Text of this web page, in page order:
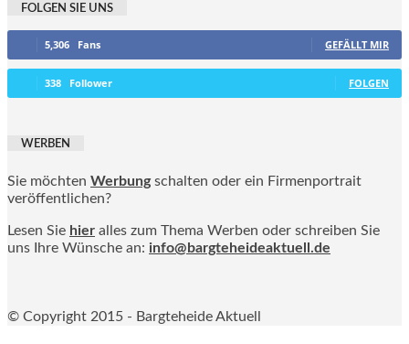
FOLGEN SIE UNS
5,306 Fans GEFÄLLT MIR
338 Follower FOLGEN
WERBEN
Sie möchten Werbung schalten oder ein Firmenportrait
veröffentlichen?
Lesen Sie hier alles zum Thema Werben oder schreiben Sie
uns Ihre Wünsche an: info@bargteheideaktuell.de
© Copyright 2015 - Bargteheide Aktuell